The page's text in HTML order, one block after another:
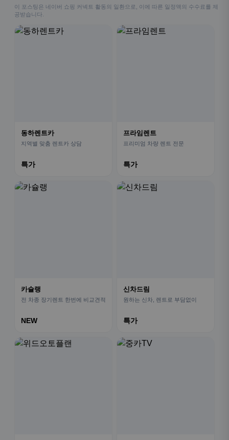
이 포스팅은 네이버 쇼핑 커넥트 활동의 일환으로, 이에 따른 일정액의 수수료를 제
공받습니다.
동하렌트카
지역별 맞춤 렌트카 상담
특가
프라임렌트
프리미엄 차량 렌트 전문
특가
카슐랭
전 차종 장기렌트 한번에 비교견적
NEW
신차드림
원하는 신차, 렌트로 부담없이
특가